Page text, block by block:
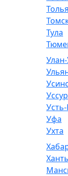
Тула
Уфа
Ухта